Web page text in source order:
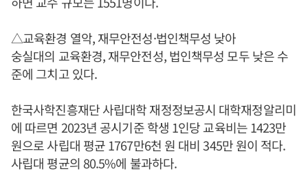
△교육환경 열악, 재무안전성·법인책무성 낮아
숭실대의 교육환경, 재무안전성, 법인책무성 모두 낮은 수
준에 그치고 있다.
한국사학진흥재단 사립대학 재정정보공시 대학재정알리미
에 따르면 2023년 공시기준 학생 1인당 교육비는 1423만
원으로 사립대 평균 1767만6천 원 대비 345만 원이 적다.
사립대 평균의 80.5%에 불과하다.